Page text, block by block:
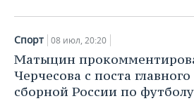
Спорт 08 июл, 20:20
Матыцин
Черчесова с поста
сборной России по футболу